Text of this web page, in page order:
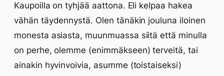
Kaupoilla on tyhjää aattona. Eli kelpaa hakea
vähän täydennystä. Olen tänäkin jouluna iloinen
monesta asiasta, muunmuassa siitä että minulla
on perhe, olemme (enimmäkseen) terveitä, tai
ainakin hyvinvoivia, asumme (toistaiseksi)